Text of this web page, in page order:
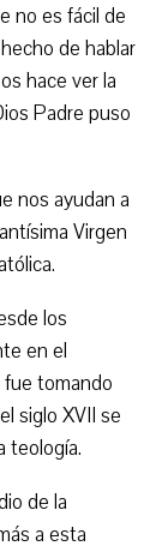
no es fácil de
de hablar
hace ver la
Padre puso
nos ayudan a
Virgen
los
en el
tomando
siglo XVII se
teología.
de la
a esta